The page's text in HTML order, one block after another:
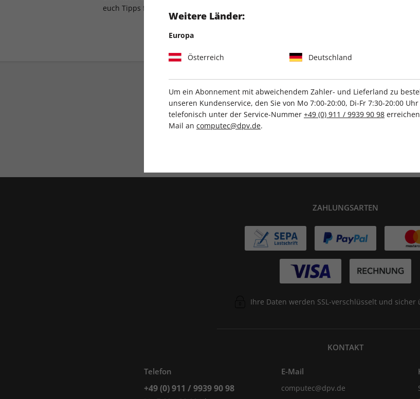
euch Tipps für lauschige Tabletop-Abende.
IHRE ABO-VORTEILE
ZAHLUNGSARTEN
Ihre Daten werden SSL-verschlüsselt und sicher
KONTAKT
Telefon
+49 (0) 911 / 9939 90 98
E-Mail
computec@dpv.de
Weitere Länder:
Europa
Österreich Deutschland
Um ein Abonnement mit abweichendem Zahler- und Lieferland zu
unseren Kundenservice, den Sie von Mo 7:00-20:00, Di-Fr 7:30-20:00
telefonisch unter der Service-Nummer +49 (0) 911 / 9939 90 98
Mail an computec@dpv.de.